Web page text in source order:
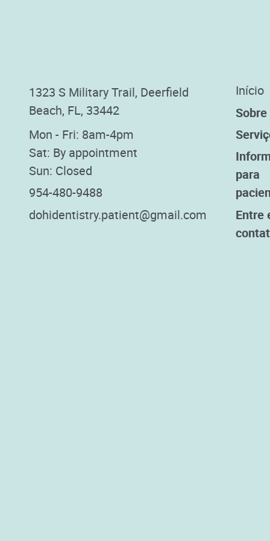
1323 S Military Trail, Deerfield
Beach, FL, 33442
Mon - Fri: 8am-4pm
Sat: By appointment
Sun: Closed
954-480-9488
dohidentistry.patient@gmail.com
Início
Sobre
para
Entre